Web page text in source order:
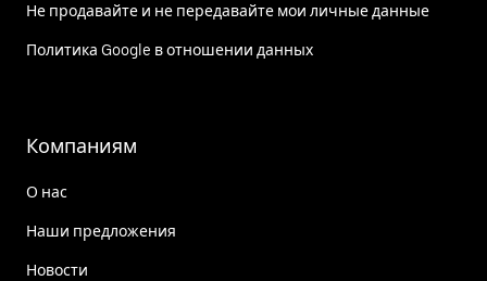
Не продавайте и не передавайте мои личные данные
Политика Google в отношении данных
Компаниям
О нас
Наши предложения
Новости